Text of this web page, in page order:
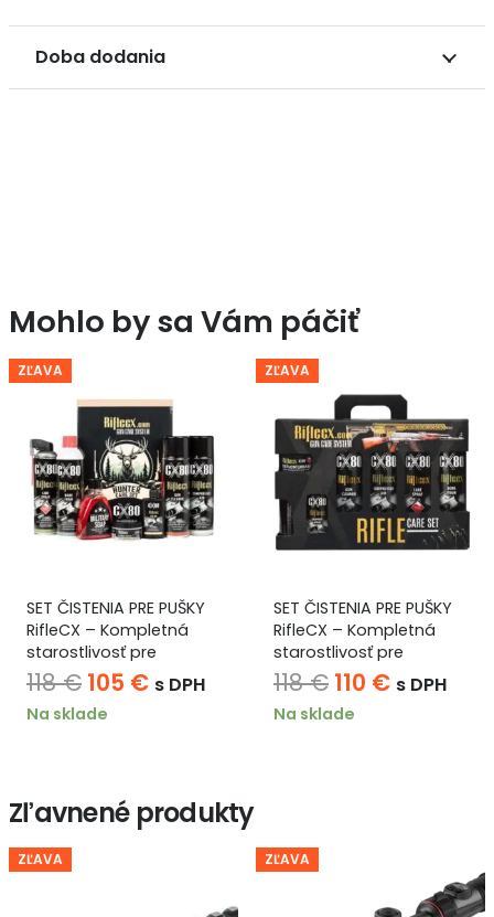
Doba dodania
Mohlo by sa Vám páčiť
ZĽAVA
SET ČISTENIA PRE PUŠKY
RifleCX – Kompletná
starostlivosť pre
poľovníkov HUNTER
118€ Pôvodná
cena
105 €Aktuálna
s DPH
Na sklade
ZĽAVA
SET ČISTENIA PRE PUŠKY
RifleCX – Kompletná
starostlivosť pre
strelcov a automatické
zbrane
118€ Pôvodná
cena
110 €Aktuálna
s DPH
Na sklade
Zľavnené produkty
ZĽAVA ZĽAVA